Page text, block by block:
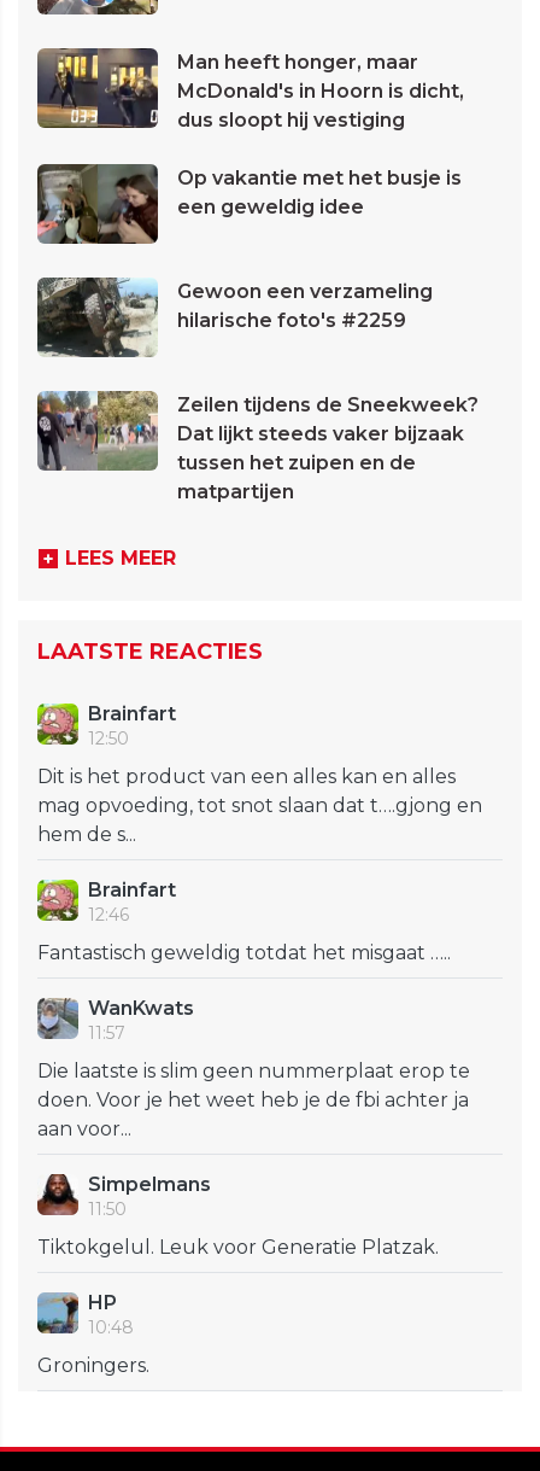
Man heeft honger, maar
McDonald's in Hoorn is dicht,
dus sloopt hij vestiging
Op vakantie met het busje is
een geweldig idee
Gewoon een verzameling
hilarische foto's #2259
Zeilen tijdens de Sneekweek?
Dat lijkt steeds vaker bijzaak
tussen het zuipen en de
matpartijen
LEES MEER
LAATSTE REACTIES
Brainfart
12:50
Dit is het product van een alles kan en alles
mag opvoeding, tot snot slaan dat t….gjong en
hem de s...
Brainfart
12:46
Fantastisch geweldig totdat het misgaat …..
WanKwats
11:57
Die laatste is slim geen nummerplaat erop te
doen. Voor je het weet heb je de fbi achter ja
aan voor...
Simpelmans
11:50
Tiktokgelul. Leuk voor Generatie Platzak.
HP
10:48
Groningers.